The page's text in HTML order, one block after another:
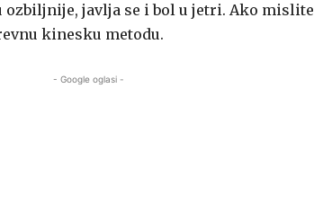
javlja se i bol u jetri. Ako
kinesku metodu.
- Google oglasi -